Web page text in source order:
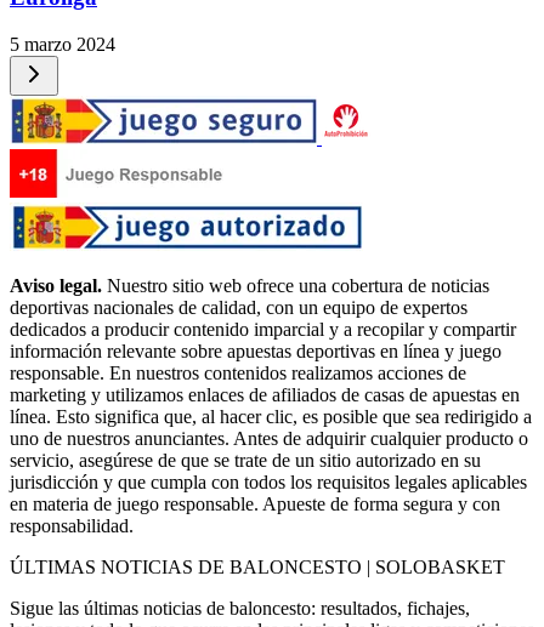
5 marzo 2024
Aviso legal. Nuestro sitio web ofrece una cobertura de noticias
deportivas nacionales de calidad, con un equipo de expertos
dedicados a producir contenido imparcial y a recopilar y compartir
información relevante sobre apuestas deportivas en línea y juego
responsable. En nuestros contenidos realizamos acciones de
marketing y utilizamos enlaces de afiliados de casas de apuestas en
línea. Esto significa que, al hacer clic, es posible que sea redirigido a
uno de nuestros anunciantes. Antes de adquirir cualquier producto o
servicio, asegúrese de que se trate de un sitio autorizado en su
jurisdicción y que cumpla con todos los requisitos legales aplicables
en materia de juego responsable. Apueste de forma segura y con
responsabilidad.
ÚLTIMAS NOTICIAS DE BALONCESTO | SOLOBASKET
Sigue las últimas noticias de baloncesto: resultados, fichajes,